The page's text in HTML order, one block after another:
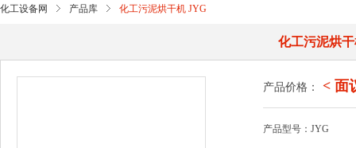
化工设备网 产品库 化工污泥烘干机 JYG
化工污泥烘
产品价格： < 面
产品型号：JYG